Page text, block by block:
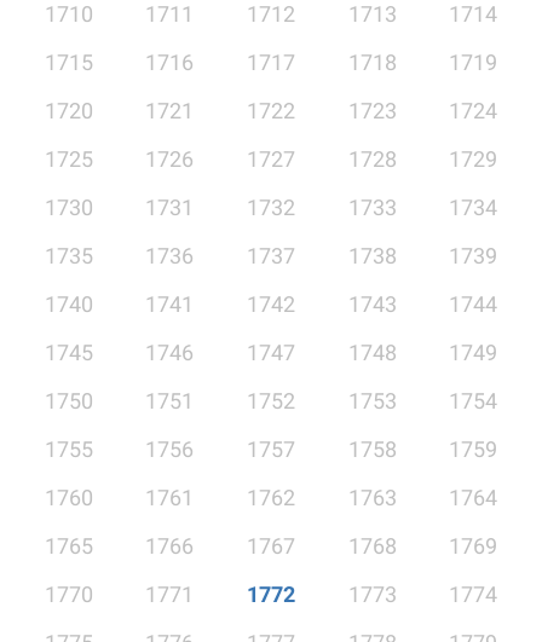
1710
1711 1712 1713
1714
1715
1716 1717 1718
1719
1720
1721 1722 1723
1724
1725
1726 1727 1728
1729
1730
1731 1732 1733
1734
1735
1736 1737 1738
1739
1740
1741 1742 1743
1744
1745
1746 1747 1748
1749
1750
1751 1752 1753
1754
1755
1756 1757 1758
1759
1760
1761 1762 1763
1764
1765
1766 1767 1768
1769
1770
1771 1772 1773
1774